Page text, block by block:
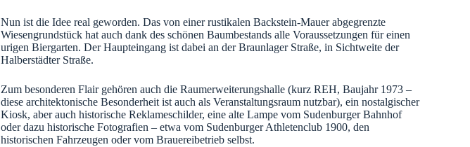
Nun ist die Idee real geworden. Das von einer rustikalen Backstein-Mauer abgegrenzte
Wiesengrundstück hat auch dank des schönen Baumbestands alle Voraussetzungen für einen
urigen Biergarten. Der Haupteingang ist dabei an der Braunlager Straße, in Sichtweite der
Halberstädter Straße.
Zum besonderen Flair gehören auch die Raumerweiterungshalle (kurz REH, Baujahr 1973 –
diese architektonische Besonderheit ist auch als Veranstaltungsraum nutzbar), ein nostalgischer
Kiosk, aber auch historische Reklameschilder, eine alte Lampe vom Sudenburger Bahnhof
oder dazu historische Fotografien – etwa vom Sudenburger Athletenclub 1900, den
historischen Fahrzeugen oder vom Brauereibetrieb selbst.